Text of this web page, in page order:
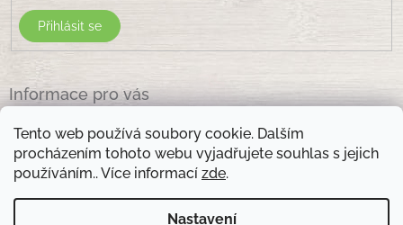
Tento web používá soubory cookie. Dalším
procházením tohoto webu vyjadřujete souhlas s jejich
používáním.. Více informací zde.
Nastavení
Přihlásit se
Informace pro vás
Obchodní podmínky
Podmínky ochrany osobních údajů
Kontakty